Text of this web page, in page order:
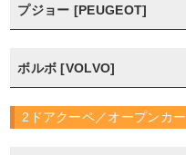
プジョー [PEUGEOT]
ボルボ [VOLVO]
2ドアクーペ／オープンカー